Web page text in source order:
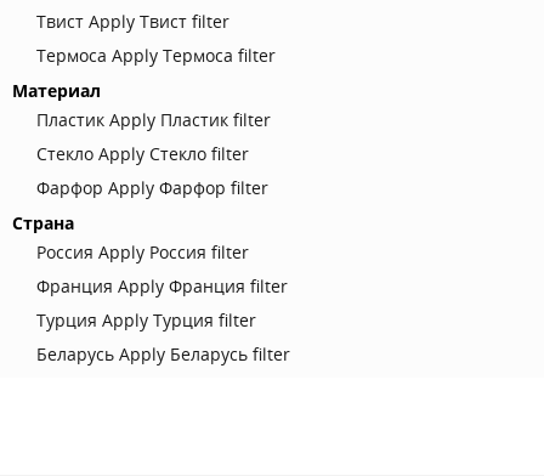
Твист Apply Твист filter
Термоса Apply Термоса filter
Материал
Пластик Apply Пластик filter
Стекло Apply Стекло filter
Фарфор Apply Фарфор filter
Страна
Россия Apply Россия filter
Франция Apply Франция filter
Турция Apply Турция filter
Беларусь Apply Беларусь filter